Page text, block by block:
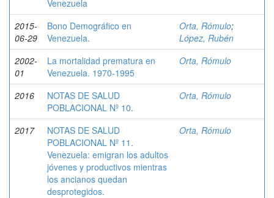
Venezuela
2015-
06-29
Bono Demográfico en
Venezuela.
Orta, Rómulo;
López, Rubén
2002-
01
La mortalidad prematura en
Venezuela. 1970-1995
Orta, Rómulo
2016
NOTAS DE SALUD
POBLACIONAL Nº 10.
Orta, Rómulo
2017
NOTAS DE SALUD
POBLACIONAL Nº 11.
Venezuela: emigran los adultos
jóvenes y productivos mientras
los ancianos quedan
desprotegidos.
Orta, Rómulo